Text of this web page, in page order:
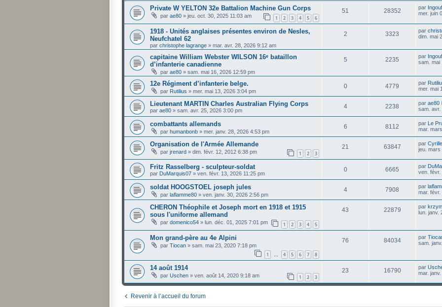
Private W YELTON 32e Battalion Machine Gun Corps
par ae80 » jeu. oct. 30, 2025 11:03 am 1 2 3 4 5 6
51 28352 par Ingouf
mer. juin
1918 - Unités anglaises présentes environ de Nesles,
Neufchatel 62
par christophe lagrange » mar. avr. 28, 2026 9:12 am
2 3323 par
dim. mai
capitaine William Webster WILSON 16ᵉ bataillon
d’infanterie canadienne
par ae80 » sam. mai 16, 2026 12:59 pm
5 2235 par Ingouf
sam. mai
12e Régiment d’infanterie belge.
par Rutilius » mer. mai 13, 2026 3:04 pm
0 4779 par
mer. mai
Lieutenant MARTIN Charles Australian Flying Corps
par ae80 » sam. avr. 25, 2026 3:00 pm
4 2238 par ae80
sam. avr.
combattants allemands
par humanbonb » mer. janv. 28, 2026 4:53 pm
6 8112 par Le
mar.
Organisation de l'Armée Allemande
par jrenard » dim. févr. 12, 2012 6:38 pm 1 2 3
21 63847 par Cyrille
jeu. mars
Fritz Rasselberg - sculpteur-soldat
par DuMarquis07 » ven. févr. 13, 2026 11:25 pm
0 6665 par
ven. févr.
soldat HOOGSTOEL joseph jules
par laflamme80 » ven. janv. 30, 2026 2:56 pm
4 7908 par
mar. févr.
CHERON Théophile et Joseph mort en 1918 et 1915
sous l'uniforme allemand
par domenico54 » lun. déc. 01, 2025 7:01 pm 1 2 3 4 5
43 22879 par
lun. janv.
Mon grand-père au 4e Alpini
par Tiocan » sam. mai 23, 2020 7:18 pm
1 … 4 5 6 7 8
76 84034 par
sam.
14 août 1914
par Uschen » ven. août 14, 2020 9:18 am 1 2 3
23 16790 par
mar.
Revenir à l’accueil du forum